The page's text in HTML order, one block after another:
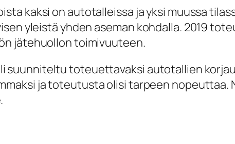
kaksi on autotalleissa ja yksi muussa
yleistä yhden aseman kohdalla. 2019
jätehuollon toimivuuteen.
suunniteltu toteuettavaksi autotallien
ja toteutusta olisi tarpeen